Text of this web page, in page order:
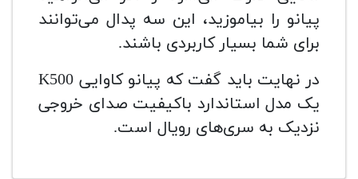
پیانو را بیاموزید، این سه پدال می‌توانند
برای شما بسیار کاربردی باشند.
در نهایت باید گفت که پیانو کاوایی K500
یک مدل استاندارد باکیفیت صدای خروجی
نزدیک به سری‌های رویال است.